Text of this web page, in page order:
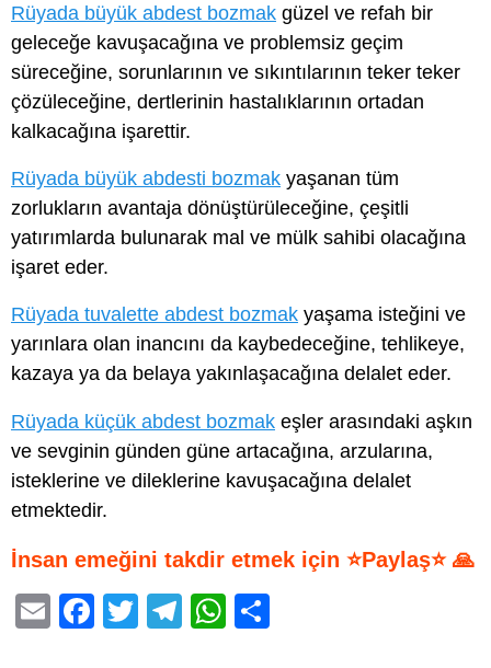
Rüyada büyük abdest bozmak güzel ve refah bir
geleceğe kavuşacağına ve problemsiz geçim
süreceğine, sorunlarının ve sıkıntılarının teker teker
çözüleceğine, dertlerinin hastalıklarının ortadan
kalkacağına işarettir.
Rüyada büyük abdesti bozmak yaşanan tüm
zorlukların avantaja dönüştürüleceğine, çeşitli
yatırımlarda bulunarak mal ve mülk sahibi olacağına
işaret eder.
Rüyada tuvalette abdest bozmak yaşama isteğini ve
yarınlara olan inancını da kaybedeceğine, tehlikeye,
kazaya ya da belaya yakınlaşacağına delalet eder.
Rüyada küçük abdest bozmak eşler arasındaki aşkın
ve sevginin günden güne artacağına, arzularına,
isteklerine ve dileklerine kavuşacağına delalet
etmektedir.
İnsan emeğini takdir etmek için ⭐Paylaş⭐ 🙏
E
F
T
T
W